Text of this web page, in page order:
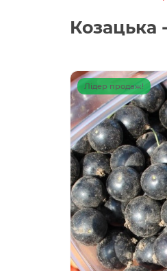
Козацька
Лідер продаж!